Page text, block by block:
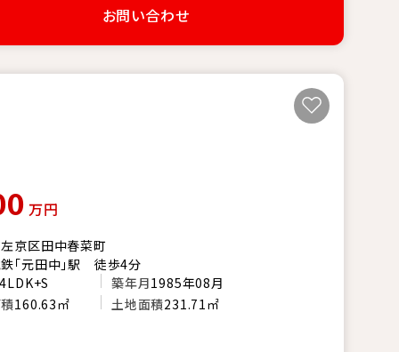
お問い合わせ
万円
京区田中春菜町
「元田中」駅 徒歩4分
4LDK+S 築年月1985年08月
160.63㎡ 土地面積231.71㎡